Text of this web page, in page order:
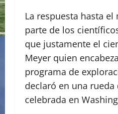
La respuesta hasta
parte de los
que justamente el
Meyer quien
programa de
declaró en una rueda
celebrada en